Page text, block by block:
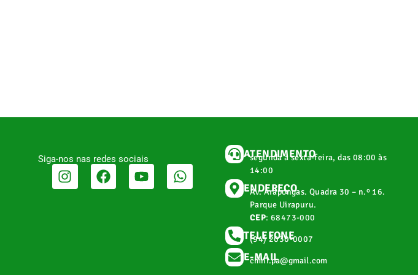
Siga-nos nas redes sociais ATENDIMENTO
segunda a sexta-feira, das 08:00 às
14:00
ENDEREÇO
Av. Arapongas. Quadra 30 – n.º 16.
Parque Uirapuru.
CEP: 68473-000
TELEFONE
(94) 2030-0007
E-MAIL
cmnr.pa@gmail.com